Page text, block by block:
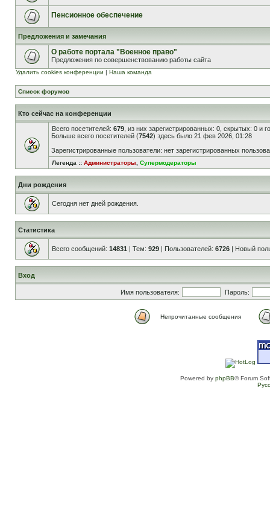
Пенсионное обеспечение
Предложения и замечания
О работе портала "Военное право"
Предложения по совершенствованию работы сайта
Удалить cookies конференции | Наша команда
Список форумов
Кто сейчас на конференции
Всего посетителей: 679 , из них зарегистрированных: 0, скрытых: 0 и
Больше всего посетителей (7542) здесь было 21 фев 2026, 01:28
Зарегистрированные пользователи: нет зарегистрированных
Легенда :: Администраторы Супермодераторы
Дни рождения
Сегодня нет дней рождения.
Статистика
Всего сообщений: 14831 | Тем: 929 | Пользователей: 6726 | Новый
Вход
Имя пользователя: Пароль:
Непрочитанные сообщения
Powered by phpBB® Forum